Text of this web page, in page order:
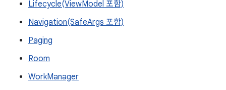
Lifecycle(ViewModel 포함)
Navigation(SafeArgs 포함)
Paging
Room
WorkManager